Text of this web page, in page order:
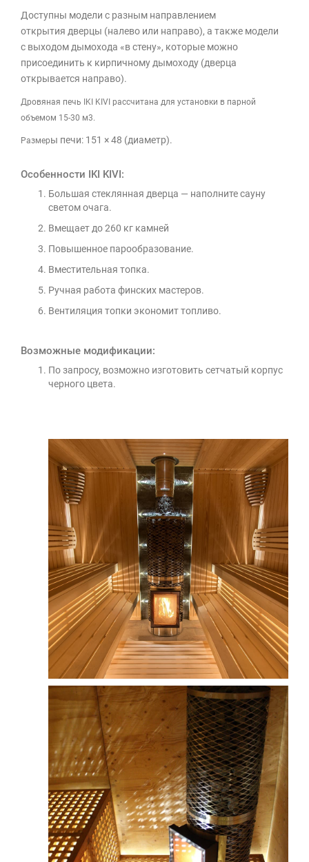
Доступны модели с разным направлением
открытия дверцы (налево или направо), а также модели
с выходом дымохода «в стену», которые можно
присоединить к кирпичному дымоходу (дверца
открывается направо).
Дровяная печь IKI KIVI рассчитана для установки в парной
объемом 15-30 м3.
Размеры печи: 151 × 48 (диаметр).
Особенности IKI KIVI:
Большая стеклянная дверца — наполните сауну
светом очага.
Вмещает до 260 кг камней
Повышенное парообразование.
Вместительная топка.
Ручная работа финских мастеров.
Вентиляция топки экономит топливо.
Возможные модификации:
По запросу, возможно изготовить сетчатый корпус
черного цвета.